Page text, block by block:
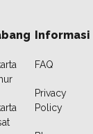
Informasi
FAQ
Privacy
Policy